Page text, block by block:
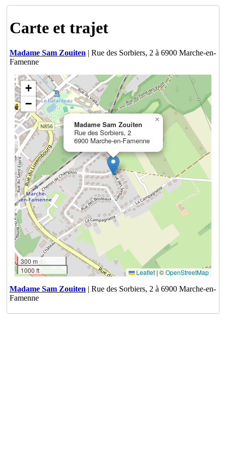
Carte et trajet
Madame Sam Zouiten | Rue des Sorbiers, 2 à 6900 Marche-en-
Famenne
Madame Sam Zouiten
Rue des Sorbiers, 2
6900 Marche-en-Famenne
×
+
−
300 m
1000 ft
Leaflet | ©OpenStreetMap
Madame Sam Zouiten | Rue des Sorbiers, 2 à 6900 Marche-en-
Famenne